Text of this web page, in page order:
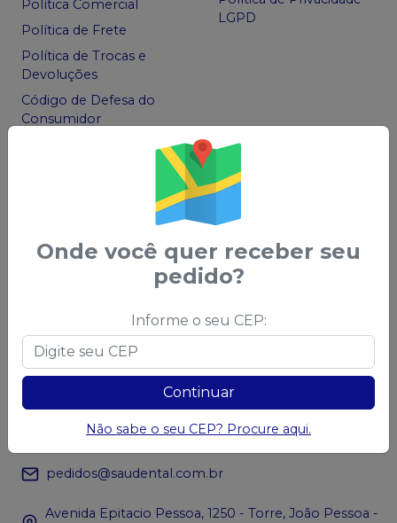
Política Comercial
Política de Frete
Política de Trocas e
Devoluções
Código de Defesa do
Consumidor
LGPD
Chame no WhatsApp
83 99966-0025
Atendimento
pedidos@saudental.com.br
Avenida Epitacio Pessoa, 1250 - Torre, João Pessoa -
Onde você quer receber seu
pedido?
Informe o seu CEP:
Continuar
Não sabe o seu CEP? Procure aqui.